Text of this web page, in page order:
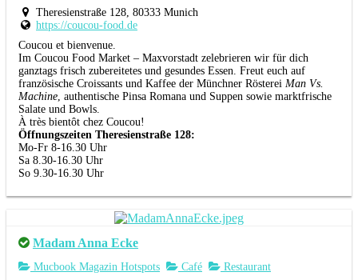
Theresienstraße 128, 80333 Munich
https://coucou-food.de
Coucou et bienvenue.
Im Coucou Food Market – Maxvorstadt zelebrieren wir für dich
ganztags frisch zubereitetes und gesundes Essen. Freut euch auf
französische Croissants und Kaffee der Münchner Rösterei Man Vs.
Machine, authentische Pinsa Romana und Suppen sowie marktfrische
Salate und Bowls.
À très bientôt chez Coucou!
Öffnungszeiten Theresienstraße 128:
Mo-Fr 8-16.30 Uhr
Sa 8.30-16.30 Uhr
So 9.30-16.30 Uhr
Madam Anna Ecke
Mucbook Magazin Hotspots Café
Restaurant